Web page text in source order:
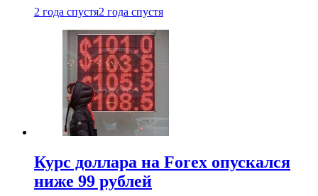
2 года спустя2 года спустя
Курс доллара на Forex опускался
ниже 99 рублей